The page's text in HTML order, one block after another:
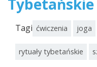
Tybetańskie
Tagi ćwiczenia joga
rytuały tybetańskie